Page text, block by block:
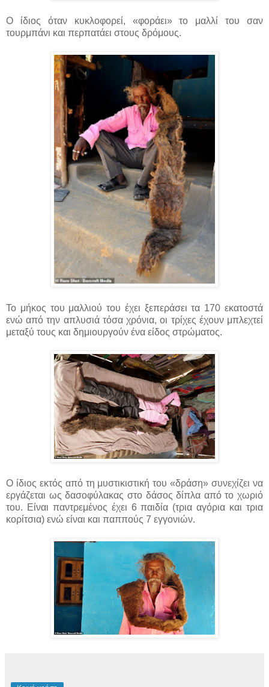
Ο ίδιος όταν κυκλοφορεί, «φοράει» το μαλλί του σαν
τουρμπάνι και περπατάει στους δρόμους.
Το μήκος του μαλλιού του έχει ξεπεράσει τα 170 εκατοστά
ενώ από την απλυσιά τόσα χρόνια, οι τρίχες έχουν μπλεχτεί
μεταξύ τους και δημιουργούν ένα είδος στρώματος.
Ο ίδιος εκτός από τη μυστικιστική του «δράση» συνεχίζει να
εργάζεται ως δασοφύλακας στο δάσος δίπλα από το χωριό
του. Είναι παντρεμένος έχει 6 παιδία (τρια αγόρια και τρια
κορίτσια) ενώ είναι και παππούς 7 εγγονιών.